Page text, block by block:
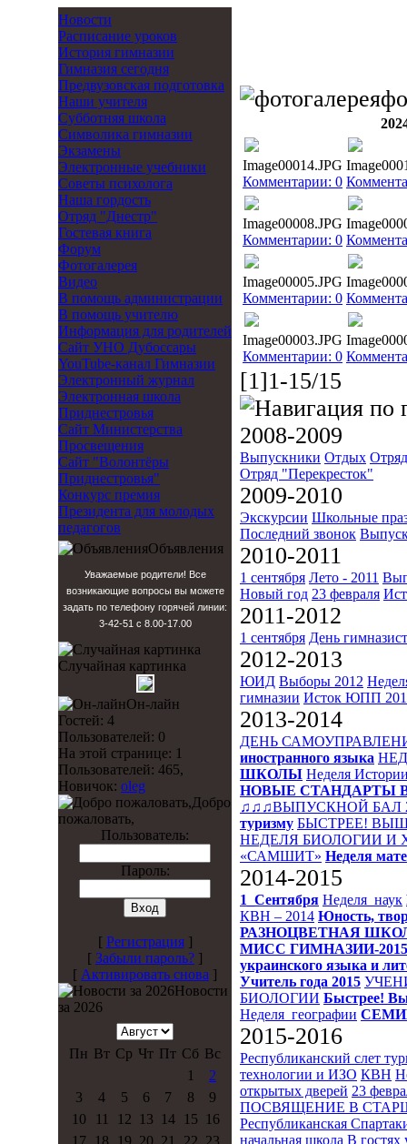
Новости
Расписание уроков
История гимназии
Гимназия сегодня
Предвузовская подготовка
Наши учителя
Субботняя школа
Символика гимназии
Экзамены
Электронные учебники
Советы психолога
Наша гордость
Отряд "Днестр"
Гостевая книга
Форум
Фотогалерея
Видео
В помощь администрации
В помощь учителю
Информация для родителей
Cайт УНО Дубоссары
YouTube-канал Гимназии
Электронный журнал
Электронная школа
Приднестровья
Сайт Министерства
Просвещения
Сайт "Волонтёры
Приднестровья"
Конкурс премия
Президента для молодых
педагогов
Объявления
Уважаемые родители! Все
возникающие вопросы вы можете
задать по телефону горячей линии:
3-42-51 с 8.00-17.00
Случайная картинка
Он-лайн
Гостей: 4
Пользователей: 0
На этой странице: 1
Пользователей: 465,
Новичок: oleg
Добро
пожаловать,
Пользователь:
Пароль:
[ Регистрация]
[ Забыли пароль? ]
[ Активировать снова ]
Новости
за 2026
Пн Вт Ср Чт Пт Сб Вс
1
2
3
4 5 6 7 8
9
10
11 12 13 14 15
16
Image00014.JPG
Комментарии: 0
Image00008.JPG
Комментарии: 0
Image00005.JPG
Комментарии: 0
Image00003.JPG
Комментарии: 0
[1]1-15/15
2008-2009
Выпускники Отдых
Отряд "Перекресток"
2009-2010
Экскурсии Школьные
Последний звонок
2010-2011
1 сентября Лето - 2011
Новый год 23 февраля
2011-2012
1 сентября День
2012-2013
ЮИД Выборы 2012
гимназии Исток ЮПП
2013-2014
ДЕНЬ
иностранного языка
ШКОЛЫ Неделя
НОВЫЕ СТАНДАРТЫ
♫♫♫ВЫПУСКНОЙ БАЛ
туризму БЫСТРЕЕ!
НЕДЕЛЯ БИОЛОГИИ И
«САМШИТ» Неделя
2014-2015
1_Сентября Неделя_наук
КВН – 2014 Юность,
РАЗНОЦВЕТНАЯ
МИСС ГИМНАЗИИ-2015
украинского языка и
Учитель года 2015
БИОЛОГИИ Быстрее!
Неделя_географии
2015-2016
Республиканский слет
технологии и ИЗО КВН
открытых дверей 23
ПОСВЯЩЕНИЕ В
Республиканская
начальная школа В гостях